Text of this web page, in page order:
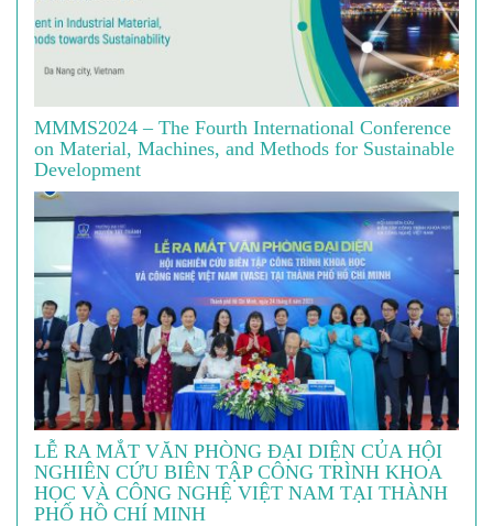
MMMS2024 – The Fourth International Conference
on Material, Machines, and Methods for Sustainable
Development
LỄ RA MẮT VĂN PHÒNG ĐẠI DIỆN CỦA HỘI
NGHIÊN CỨU BIÊN TẬP CÔNG TRÌNH KHOA
HỌC VÀ CÔNG NGHỆ VIỆT NAM TẠI THÀNH
PHỐ HỒ CHÍ MINH